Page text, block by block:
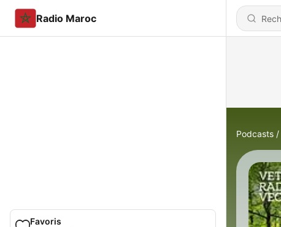
Radio Maroc
Favoris
Podcasts